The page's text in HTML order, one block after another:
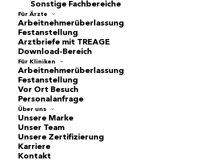
Sonstige Fachbereiche
Für Ärzte
Arbeitnehmerüberlassung
Festanstellung
Arztbriefe mit TREAGE
Download-Bereich
Für Kliniken
Arbeitnehmerüberlassung
Festanstellung
Vor Ort Besuch
Personalanfrage
Über uns
Unsere Marke
Unser Team
Unsere Zertifizierung
Karriere
Kontakt
Fachwissen
Fachkräftemangel in OP-
Teams: Warum Anästhesie und
Chirurgie besonders unter
Druck stehen